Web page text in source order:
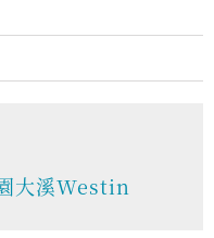
大溪Westin